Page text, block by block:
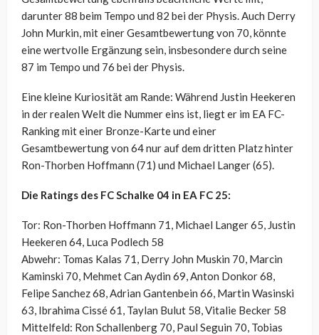
darunter 88 beim Tempo und 82 bei der Physis. Auch Derry
John Murkin, mit einer Gesamtbewertung von 70, könnte
eine wertvolle Ergänzung sein, insbesondere durch seine
87 im Tempo und 76 bei der Physis.
Eine kleine Kuriosität am Rande: Während Justin Heekeren
in der realen Welt die Nummer eins ist, liegt er im EA FC-
Ranking mit einer Bronze-Karte und einer
Gesamtbewertung von 64 nur auf dem dritten Platz hinter
Ron-Thorben Hoffmann (71) und Michael Langer (65).
Die Ratings des FC Schalke 04 in EA FC 25:
Tor: Ron-Thorben Hoffmann 71, Michael Langer 65, Justin
Heekeren 64, Luca Podlech 58
Abwehr: Tomas Kalas 71, Derry John Muskin 70, Marcin
Kaminski 70, Mehmet Can Aydin 69, Anton Donkor 68,
Felipe Sanchez 68, Adrian Gantenbein 66, Martin Wasinski
63, Ibrahima Cissé 61, Taylan Bulut 58, Vitalie Becker 58
Mittelfeld: Ron Schallenberg 70, Paul Seguin 70, Tobias